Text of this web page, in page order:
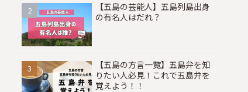
【五島の芸能人】五島列島出身
の有名人はだれ？
【五島の方言一覧】五島弁を知
りたい人必見！これで五島弁を
覚えよう！！